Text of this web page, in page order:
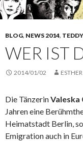
BLOG, NEWS 2014,
WER IST
2014/01/02 ESTHER
Die TänzerinValeska
Jahren eine
Heimatstadt Berlin,
Emigration auch in